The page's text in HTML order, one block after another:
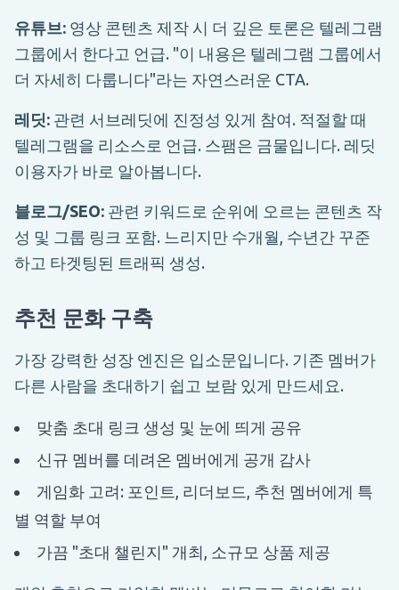
유튜브: 영상 콘텐츠 제작 시 더 깊은 토론은 텔레그램
그룹에서 한다고 언급. "이 내용은 텔레그램 그룹에서
더 자세히 다룹니다"라는 자연스러운 CTA.
레딧: 관련 서브레딧에 진정성 있게 참여. 적절할 때
텔레그램을 리소스로 언급. 스팸은 금물입니다. 레딧
이용자가 바로 알아봅니다.
블로그/SEO: 관련 키워드로 순위에 오르는 콘텐츠 작
성 및 그룹 링크 포함. 느리지만 수개월, 수년간 꾸준
하고 타겟팅된 트래픽 생성.
추천 문화 구축
가장 강력한 성장 엔진은 입소문입니다. 기존 멤버가
다른 사람을 초대하기 쉽고 보람 있게 만드세요.
맞춤 초대 링크 생성 및 눈에 띄게 공유
신규 멤버를 데려온 멤버에게 공개 감사
게임화 고려: 포인트, 리더보드, 추천 멤버에게 특
별 역할 부여
가끔 "초대 챌린지" 개최, 소규모 상품 제공